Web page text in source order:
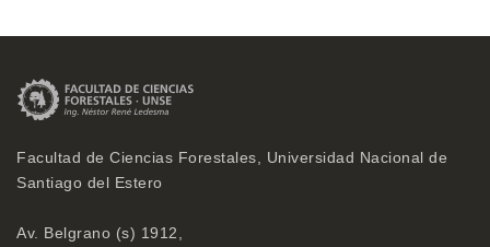
Facultad de Ciencias Forestales, Universidad Nacional de
Santiago del Estero
Av. Belgrano (s) 1912,